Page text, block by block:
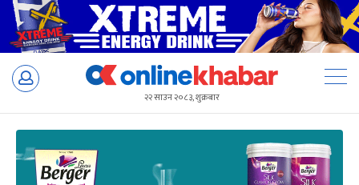
Skip
२२ साउन २०८३, शुक्रबार